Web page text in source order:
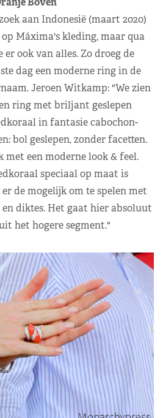
aan Indonesië (maart 2020)
Máxima's kleding, maar qua
er ook van alles. Zo droeg de
dag een moderne ring in de
Jeroen Witkamp: "We zien
ring met briljant geslepen
in fantasie cabochon-
bol geslepen, zonder facetten.
met een moderne look & feel.
speciaal op maat is
de mogelijk om te spelen met
diktes. Het gaat hier absoluut
het hogere segment."